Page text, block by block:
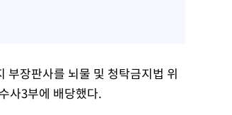
부장판사를 뇌물 및 청탁금지법 위
사3부에 배당했다.